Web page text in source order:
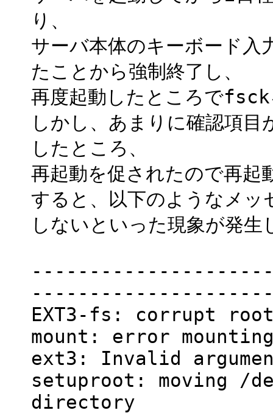
り、
サーバ本体のキーボード入
たことから強制終了し、
再度起動したところでfsck
しかし、あまりに確認項
したところ、
再起動を促されたので再起
すると、以下のようなメッ
しないといった現象が発生
EXT3-fs: corrupt
mount: error
ext3: Invalid
setuproot: moving /
directory